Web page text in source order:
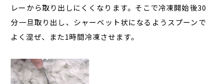
レーから取り出しにくくなります。そこで冷凍開始後30
分一旦取り出し、シャーベット状になるようスプーンで
よく混ぜ、また1時間冷凍させます。